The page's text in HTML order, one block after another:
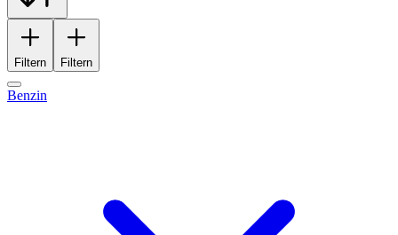
Filtern Filtern
Benzin